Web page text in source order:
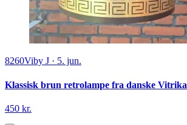
8260Viby J · 5. jun.
Klassisk brun retrolampe fra danske Vitrika
450 kr.